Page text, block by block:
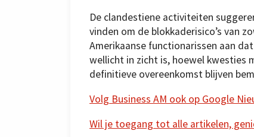
De clandestiene activiteiten
vinden om de blokkaderisico’s van
Amerikaanse functionarissen aan
wellicht in zicht is, hoewel kwesties
definitieve overeenkomst blijven
Volg Business AM ook op Google
Wil je toegang tot alle artikelen,